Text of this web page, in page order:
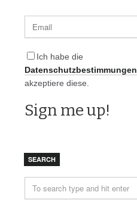
Ich habe die
Datenschutzbestimmungen
akzeptiere diese.
SEARCH